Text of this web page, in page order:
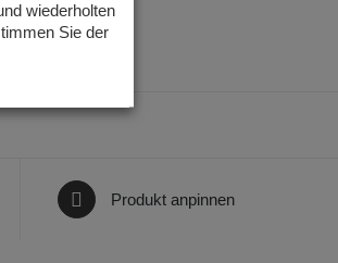
Produkt anpinnen
wiederholten
Sie der